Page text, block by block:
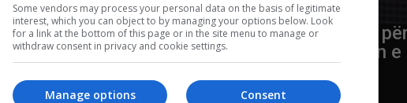
Më 10, 11 dhe 14 shtator deklaratat
çështjen e Thaçit për administrimin
Some vendors may process your personal data on the basis of legitimate
interest, which you can object to by managing your options below. Look
for a link at the bottom of this page or in the site menu to manage or
withdraw consent in privacy and cookie settings.
Consent
Manage options